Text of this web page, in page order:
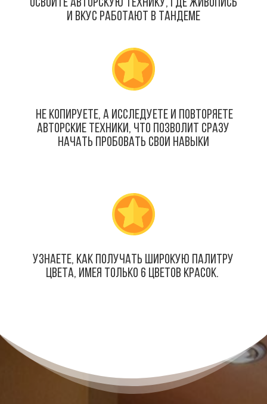
освоите авторскую технику, где живопись
и вкус работают в тандеме
не копируете, а исследуете и повторяете
авторские техники, что позволит сразу
начать пробовать свои навыки
узнаете, как получать широкую палитру
цвета, имея только 6 цветов красок.